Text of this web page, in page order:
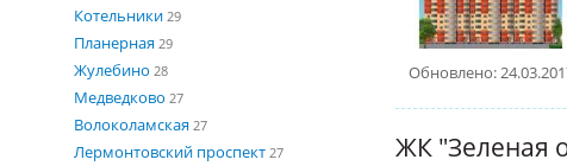
Котельники 29
Планерная 29
Жулебино 28
Медведково 27
Волоколамская 27
Лермонтовский проспект 27
Обновлено:
ЖК "Зеленая